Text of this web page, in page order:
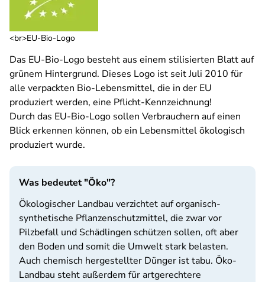
<br>EU-Bio-Logo
Das EU-Bio-Logo besteht aus einem stilisierten Blatt auf
grünem Hintergrund. Dieses Logo ist seit Juli 2010 für
alle verpackten Bio-Lebensmittel, die in der EU
produziert werden, eine Pflicht-Kennzeichnung!
Durch das EU-Bio-Logo sollen Verbrauchern auf einen
Blick erkennen können, ob ein Lebensmittel ökologisch
produziert wurde.
Was bedeutet "Öko"?
Ökologischer Landbau verzichtet auf organisch-
synthetische Pflanzenschutzmittel, die zwar vor
Pilzbefall und Schädlingen schützen sollen, oft aber
den Boden und somit die Umwelt stark belasten.
Auch chemisch hergestellter Dünger ist tabu. Öko-
Landbau steht außerdem für artgerechtere